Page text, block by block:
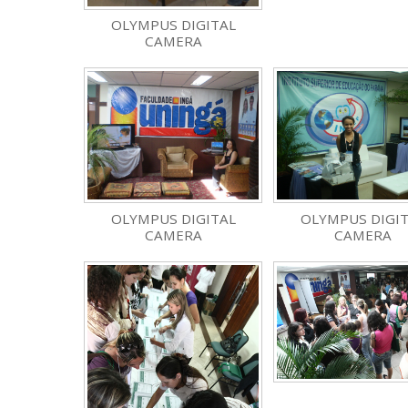
OLYMPUS DIGITAL
CAMERA
OLYMPUS DIGITAL
CAMERA
OLYMPUS
CAMERA